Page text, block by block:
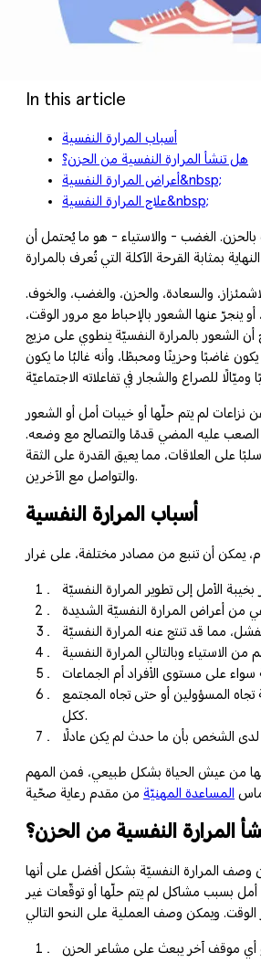
In this article
أسباب المرارة النفسية
هل تنشأ المرارة النفسية من الحزن؟
أعراض المرارة النفسية&nbsp;
علاج المرارة النفسية&nbsp;
بالحزن. الغضب - والاستياء - هو ما يُحتمل أن
والسعادة، والحزن، والغضب، والخوف.
ينجرّ عنها الشعور بالإحباط مع مرور الوقت،
الشعور بالمرارة النفسيّة ينطوي على مزيج
غاضبًا وحزينًا ومحبطًا، وأنه غالبُا ما يكون
نزاعات لم يتم حلّها أو خيبات أمل أو الشعور
الصعب عليه المضي قدمًا والتصالح مع وضعه.
على العلاقات، مما يعيق القدرة على الثقة
والتواصل مع الآخرين.
أسباب المرارة النفسية
تجاه المسؤولين أو حتى تجاه المجتمع
ككل.
من عيش الحياة بشكل طبيعي، فمن المهم
المساعدة المهنيّة
المرارة النفسية من الحزن؟
وصف المرارة النفسيّة بشكل أفضل على أنها
بسبب مشاكل لم يتم حلّها أو توقّعات غير